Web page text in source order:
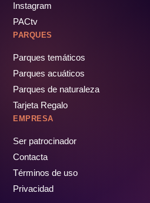
Instagram
PACtv
PARQUES
Parques temáticos
Parques acuáticos
Parques de naturaleza
Tarjeta Regalo
EMPRESA
Ser patrocinador
Contacta
Términos de uso
Privacidad